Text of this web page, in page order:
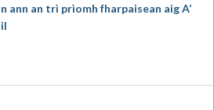
ann an trì prìomh fharpaisean aig A’